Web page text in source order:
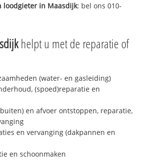
loodgieter in Maasdijk: bel ons 010-
helpt u met de reparatie of
(water- en gasleiding)
(spoed)reparatie en
en afvoer ontstoppen, reparatie,
en vervanging (dakpannen en
en schoonmaken